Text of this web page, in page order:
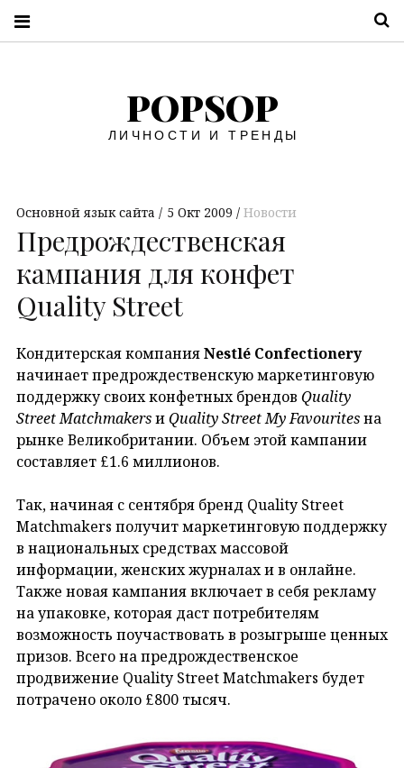
POPSOP
ЛИЧНОСТИ И ТРЕНДЫ
Основной язык сайта 5 Окт 2009 Новости
Предрождественская
кампания для конфет
Quality Street
Кондитерская компанияNestlé Confectionery
начинает предрождественскую маркетинговую
поддержку своих конфетных брендов Quality
Street MatchmakersиQuality Street My Favouritesна
рынке Великобритании. Объем этой кампании
составляет £1.6 миллионов.
Так, начиная с сентября бренд Quality Street
Matchmakers получит маркетинговую поддержку
в национальных средствах массовой
информации, женских журналах и в онлайне.
Также новая кампания включает в себя рекламу
на упаковке, которая даст потребителям
возможность поучаствовать в розыгрыше ценных
призов. Всего на предрождественское
продвижение Quality Street Matchmakers будет
потрачено около £800 тысяч.